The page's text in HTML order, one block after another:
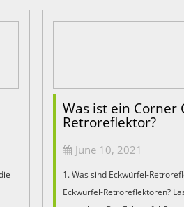
Was ist ein Corner
Retroreflektor?
June 10, 2021
1. Was sind Eckwürfel-
Eckwürfel-Retroreflektoren?